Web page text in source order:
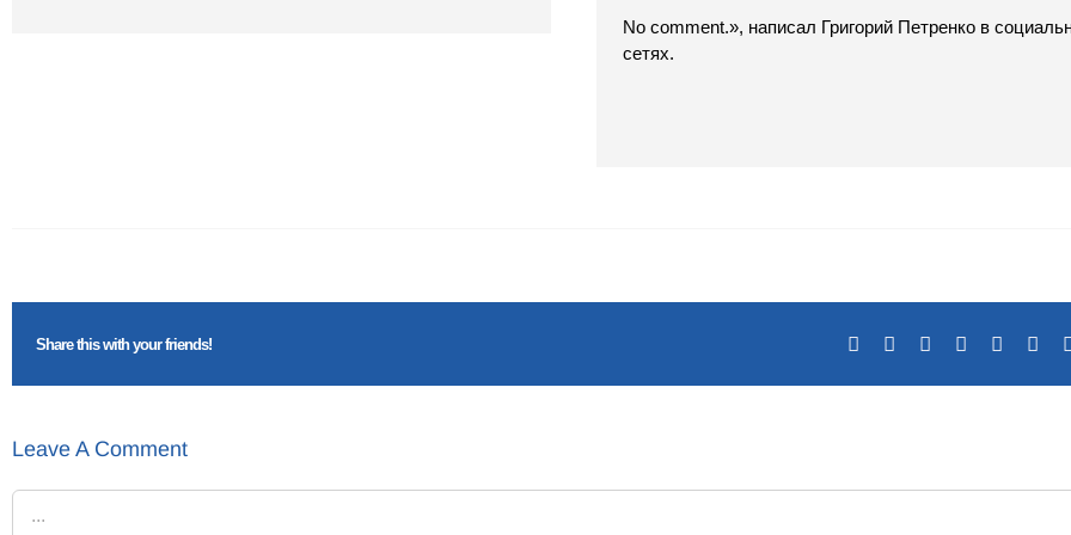
No comment.», написал Григорий Петренко в
сетях.
Share this with your friends! Facebook RedditLinkedIn
Tumblr
Leave A Comment
Comment